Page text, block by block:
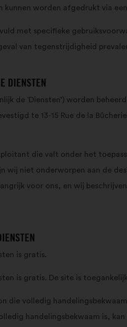
worden afgedrukt via
met specifieke
van tegenstrijdigheid
DIENSTEN
de ‘Diensten’) worden
te 13-15 Rue de la
die valt onder het
wij niet onderworpen aan de
voor ons, en wij beschrijven
is gratis.
is gratis. De site is
die volledig
handelingsbekwaam is,